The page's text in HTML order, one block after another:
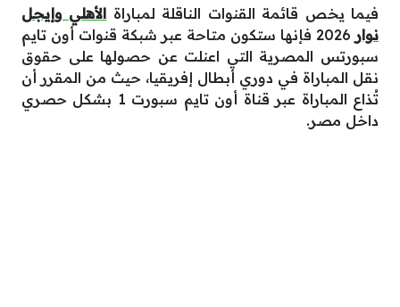
فيما يخص قائمة القنوات الناقلة لمباراة الأهلي وإيجل
نوار
2026 فإنها ستكون متاحة عبر شبكة قنوات أون تايم
سبورتس المصرية التي اعنلت عن حصولها على حقوق
نقل المباراة في دوري أبطال إفريقيا، حيث من المقرر أن
تُذاع المباراة عبر قناة أون تايم سبورت 1 بشكل حصري
داخل مصر.